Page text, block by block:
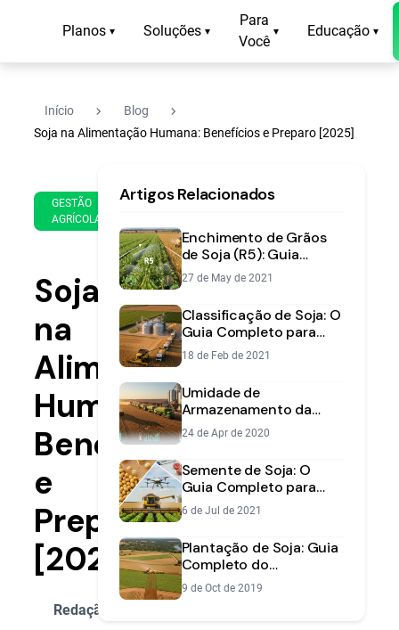
Planos ▾ Soluções ▾
Para
Você
▾ Educação ▾
Início navigate_next Blog navigate_next
Soja na Alimentação Humana: Benefícios e Preparo [2025]
GESTÃO
AGRÍCOLA
de
de
2025
min
leitura
Soja
na
Alimentação
Humana:
Benefícios
e
Preparo
[2025]
Redação Aegro
Artigos Relacionados
Enchimento de Grãos
de Soja (R5): Guia
Completo para Proteger
sua Produtividade
27 de May de 2021
Classificação de Soja: O
Guia Completo para
Aumentar sua
Rentabilidade
18 de Feb de 2021
Umidade de
Armazenamento da
Soja: O Guia Definitivo
para Evitar Perdas
24 de Apr de 2020
Semente de Soja: O
Guia Completo para
Escolher, Manejar e
Garantir a Qualidade
6 de Jul de 2021
Plantação de Soja: Guia
Completo do
Planejamento à Alta
Produtividade
9 de Oct de 2019